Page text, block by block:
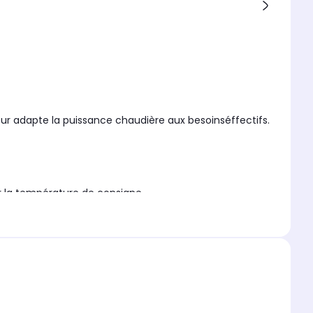
adapte la puissance chaudière aux besoinséffectifs.
température de consigne.